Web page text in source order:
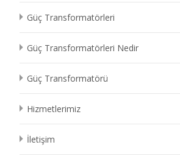
Güç Transformatörleri
Güç Transformatörleri Nedir
Güç Transformatörü
Hizmetlerimiz
İletişim